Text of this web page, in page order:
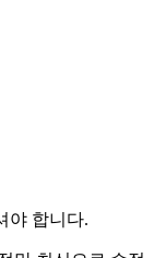
야 합니다.